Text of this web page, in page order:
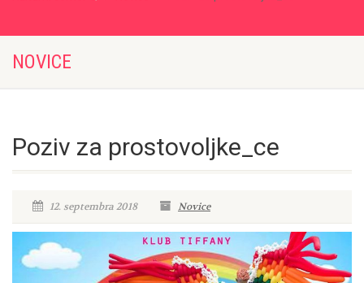
NOVICE
Poziv za prostovoljke_ce
12. septembra 2018 Novice